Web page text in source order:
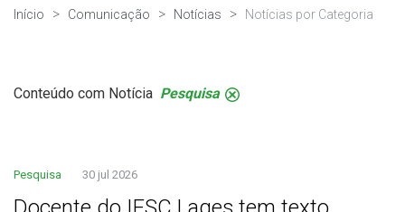
Início Comunicação Notícias Notícias por Categoria
Conteúdo com Notícia Pesquisa .
Pesquisa 30 jul 2026